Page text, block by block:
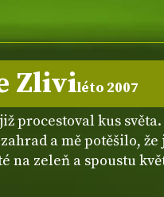
Zliviléto 2007
procestoval kus
a mě potěšilo,
na zeleň a spoustu